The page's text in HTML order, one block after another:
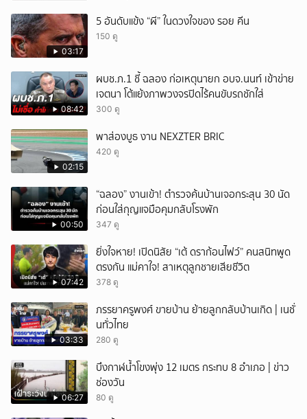
03:17
5 อันดับแข้ง “ผี” ในดวงใจของ รอย คีน
150 ดู
08:42
ผบช.ภ.1 ชี้ ฉลอง ก่อเหตุนายก อบจ.นนท์ เข้าข่าย
เจตนา โต้แย้งภาพวงจรปิดไร้คนขับรถชักใส่
300 ดู
02:15
พาส่องบูธ งาน NEXZTER BRIC
420 ดู
00:50
“ฉลอง” งานเข้า! ตำรวจค้นบ้านเจอกระสุน 30 นัด
ก่อนใส่กุญแจมือคุมกลับโรงพัก
347 ดู
07:42
ยิ่งใจหาย! เปิดนิสัย “เต้ ดราก้อนไฟว์” คนสนิทพูด
ตรงกัน แม่คาใจ! สาเหตุลูกชายเสียชีวิต
378 ดู
03:33
ภรรยาครูพงศ์ ขายบ้าน ย้ายลูกกลับบ้านเกิด | เนชั่
นทั่วไทย
280 ดู
06:27
บึงกาฬน้ำโขงพุ่ง 12 เมตร กระทบ 8 อำเภอ | ข่าว
ช่องวัน
80 ดู